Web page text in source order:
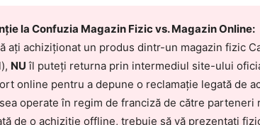
la Confuzia Magazin Fizic vs. Magazin Online:
ați achiziționat un produs dintr-un magazin fizic
NU îl puteți returna prin intermediul site-ului
online pentru a depune o reclamație legată de
operate în regim de franciză de către
de o achiziție offline, trebuie să vă prezentați